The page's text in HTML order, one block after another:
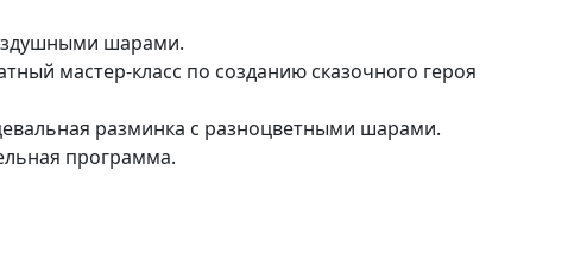
шарами.
мастер-класс по созданию сказочного героя
разминка с разноцветными шарами.
программа.